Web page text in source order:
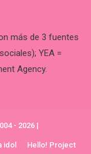
más de 3 fuentes
YEA =
Agency.
- 2026 |
idol Hello! Project